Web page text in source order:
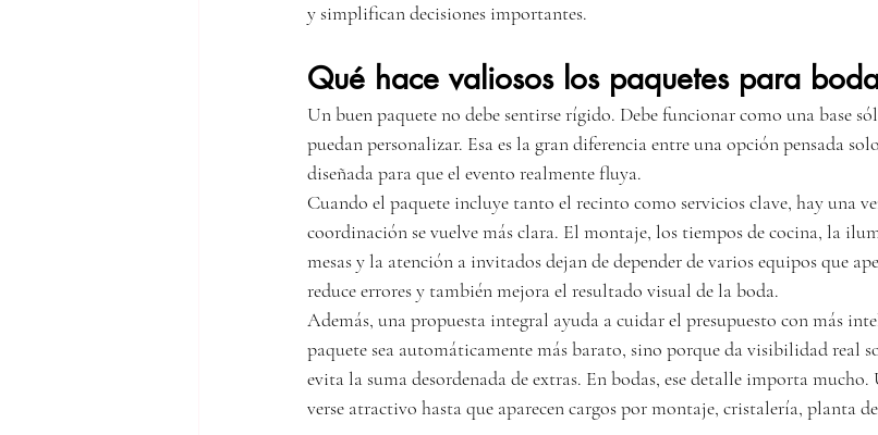
y simplifican decisiones importantes.
Qué hace valiosos los paquetes para
Un buen paquete no debe sentirse rígido. Debe funcionar como una base
puedan personalizar. Esa es la gran diferencia entre una opción pensada
diseñada para que el evento realmente fluya.
Cuando el paquete incluye tanto el recinto como servicios clave, hay una
coordinación se vuelve más clara. El montaje, los tiempos de cocina, la
mesas y la atención a invitados dejan de depender de varios equipos que
reduce errores y también mejora el resultado visual de la boda.
Además, una propuesta integral ayuda a cuidar el presupuesto con más
paquete sea automáticamente más barato, sino porque da visibilidad real
evita la suma desordenada de extras. En bodas, ese detalle importa
verse atractivo hasta que aparecen cargos por montaje, cristalería, planta